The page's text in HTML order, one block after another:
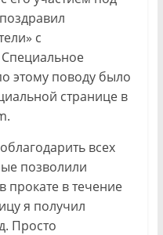
с
этому поводу было
странице в
всех
позволили
прокате в течение
я получил
Просто